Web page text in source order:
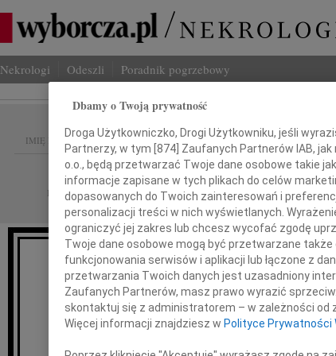
Nekrologi Odeszli Poradnik pogrzebowy
IMIĘ I NAZWISKO:
REGION: Warszawa
DATA EMISJI: 28.01.2011
Pani Profesor
Barbarze Fatydze
Dbamy o Twoją prywatność
Droga Użytkowniczko, Drogi Użytkowniku, jeśli
Partnerzy, w tym [874] Zaufanych Partnerów IAB, jak
o.o., będą przetwarzać Twoje dane osobowe takie
informacje zapisane w tych plikach do celów
dopasowanych do Twoich zainteresowań i
personalizacji treści w nich wyświetlanych.
ograniczyć jej zakres lub chcesz wycofać zgodę
Twoje dane osobowe mogą być przetwarzane
funkcjonowania serwisów i aplikacji lub łączone z
przetwarzania Twoich danych jest uzasadniony
Zaufanych Partnerów, masz prawo wyrazić
skontaktuj się z administratorem – w zależności od
Więcej informacji znajdziesz w Polityce Prywatności